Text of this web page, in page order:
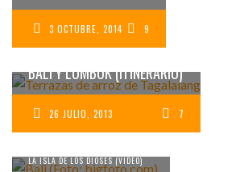
3 OCTUBRE, 2014 9
PRÓXIMO VIAJE: YAKARTA,
BALI Y LOMBOK (ITINERARIO)
26 JULIO, 2013 7
PASEO TRANQUILO
POR BALI
LA ISLA DE LOS DIOSES (VÍDEO)